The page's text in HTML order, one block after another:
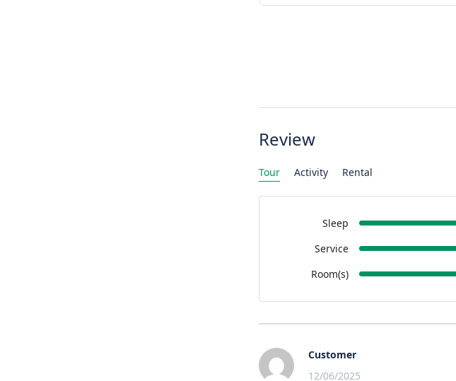
Review
Tour Activity Rental
Sleep
Service
Room(s)
Customer
12/06/2025